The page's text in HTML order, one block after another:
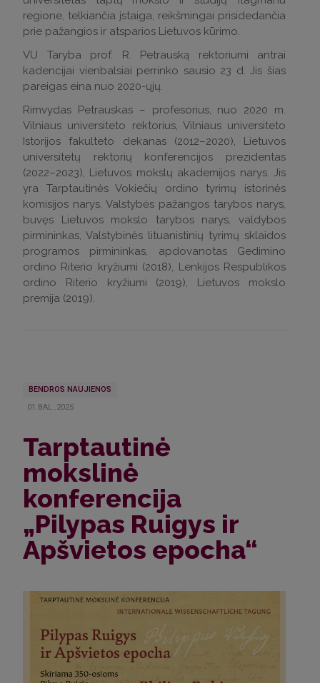
regione, telkiančia įstaiga, reikšmingai prisidedančia
prie pažangios ir atsparios Lietuvos kūrimo.
VU Taryba prof. R. Petrauską rektoriumi antrai
kadencijai vienbalsiai perrinko sausio 23 d. Jis šias
pareigas eina nuo 2020-ųjų.
Rimvydas Petrauskas – profesorius, nuo 2020 m.
Vilniaus universiteto rektorius, Vilniaus universiteto
Istorijos fakulteto dekanas (2012–2020), Lietuvos
universitetų rektorių konferencijos prezidentas
(2022–2023), Lietuvos mokslų akademijos narys. Jis
yra Tarptautinės Vokiečių ordino tyrimų istorinės
komisijos narys, Valstybės pažangos tarybos narys,
buvęs Lietuvos mokslo tarybos narys, valdybos
pirmininkas, Valstybinės lituanistinių tyrimų sklaidos
programos pirmininkas, apdovanotas Gedimino
ordino Riterio kryžiumi (2018), Lenkijos Respublikos
ordino Riterio kryžiumi (2019), Lietuvos mokslo
premija (2019).
BENDROS NAUJIENOS
01.BAL..2025
Tarptautinė
mokslinė
konferencija
„Pilypas Ruigys ir
Apšvietos epocha“